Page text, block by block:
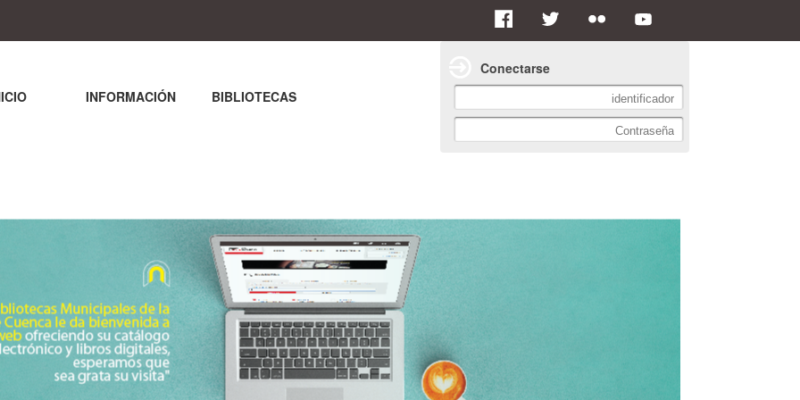
INFORMACIÓN BIBLIOTECAS
Conectarse